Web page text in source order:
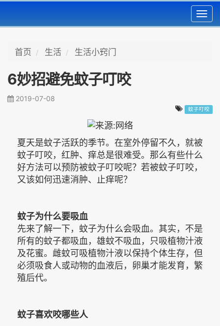
首页 生活 生活小窍门
6妙招避免蚊子叮咬
2019-07-08
蚊子叮咬
夏天是蚊子活跃的季节。在室外停留不久，就被
蚊子叮咬，红肿、痒总是很难受。那么有些什么
好方法可以预防被蚊子叮咬呢？若被蚊子叮咬，
又该如何迅速消肿、止痒呢？
蚊子为什么要吸血
先来了解一下，蚊子为什么会吸血。其实，不是
所有的蚊子都吸血，雄蚊不吸血，只吸植物汁液
及花蜜。雌蚊可吸植物汁液以保持个体生存，但
必须吸食人或动物的血液后，卵巢才能发育，繁
殖后代。
蚊子喜欢咬哪些人